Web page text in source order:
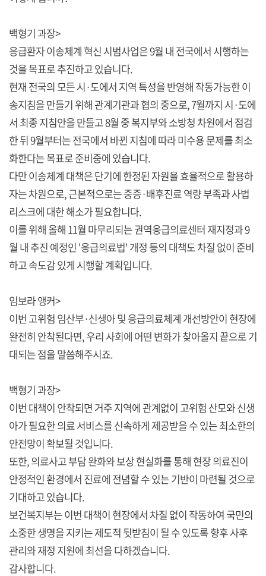
백형기 과장>
응급환자 이송체계 혁신 시범사업은 9월 내 전국에서 시행하는
것을 목표로 추진하고 있습니다.
현재 전국의 모든 시·도에서 지역 특성을 반영해 작동가능한 이
송지침을 만들기 위해 관계기관과 협의 중으로, 7월까지 시·도에
서 최종 지침안을 만들고 8월 중 복지부와 소방청 차원에서 점검
한 뒤 9월부터는 전국에서 바뀐 지침에 따라 미수용 문제를 최소
화한다는 목표로 준비중에 있습니다.
다만 이송체계 대책은 단기에 한정된 자원을 효율적으로 활용하
자는 차원으로, 근본적으로는 중증·배후진료 역량 부족과 사법
리스크에 대한 해소가 필요합니다.
이를 위해 올해 11월 마무리되는 권역응급의료센터 재지정과 9
월 내 추진 예정인 '응급의료법' 개정 등의 대책도 차질 없이 준비
하고 속도감 있게 시행할 계획입니다.
임보라 앵커>
이번 고위험 임산부·신생아 및 응급의료체계 개선방안이 현장에
완전히 안착된다면, 우리 사회에 어떤 변화가 찾아올지 끝으로 기
대되는 점을 말씀해주시죠.
백형기 과장>
이번 대책이 안착되면 거주 지역에 관계없이 고위험 산모와 신생
아가 필요한 의료 서비스를 신속하게 제공받을 수 있는 최소한의
안전망이 확보될 것입니다.
또한, 의료사고 부담 완화와 보상 현실화를 통해 현장 의료진이
안정적인 환경에서 진료에 전념할 수 있는 기반이 마련될 것으로
기대하고 있습니다.
보건복지부는 이번 대책이 현장에서 차질 없이 작동하여 국민의
소중한 생명을 지키는 제도적 뒷받침이 될 수 있도록 향후 사후
관리와 재정 지원에 최선을 다하겠습니다.
감사합니다.